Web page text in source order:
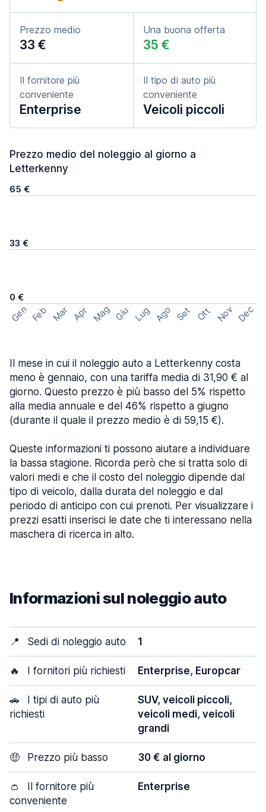
Prezzo medio
33 €
Una buona offerta
35 €
Il fornitore più
conveniente
Enterprise
Il tipo di auto più
conveniente
Veicoli piccoli
Prezzo medio del noleggio al giorno a
Letterkenny
65 €
33 €
0 €
Gen Feb Mar Apr Mag Giu Lug Ago Set Ott Nov Dec
Il mese in cui il noleggio auto a Letterkenny costa
meno è gennaio, con una tariffa media di 31,90 € al
giorno. Questo prezzo è più basso del 5% rispetto
alla media annuale e del 46% rispetto a giugno
(durante il quale il prezzo medio è di 59,15 €).
Queste informazioni ti possono aiutare a individuare
la bassa stagione. Ricorda però che si tratta solo di
valori medi e che il costo del noleggio dipende dal
tipo di veicolo, dalla durata del noleggio e dal
periodo di anticipo con cui prenoti. Per visualizzare i
prezzi esatti inserisci le date che ti interessano nella
maschera di ricerca in alto.
Informazioni sul noleggio auto
📍 Sedi di noleggio auto 1
🔥 I fornitori più richiesti Enterprise, Europcar
🚗
I tipi di auto più
richiesti
SUV, veicoli piccoli,
veicoli medi, veicoli
grandi
🤑 Prezzo più basso 30 € al giorno
👛
Il fornitore più
conveniente
Enterprise